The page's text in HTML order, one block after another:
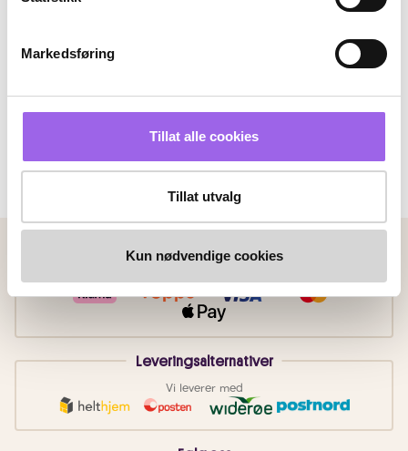
Markedsføring
Tillat alle cookies
Tillat utvalg
Kun nødvendige cookies
Betalingsmetoder
Leveringsalternativer
Vi leverer med